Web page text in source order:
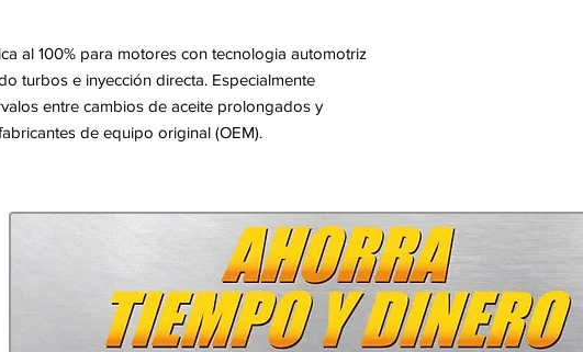
al 100% para motores con tecnologia automotriz
turbos e inyección directa. Especialmente
entre cambios de aceite prolongados y
de equipo original (OEM).